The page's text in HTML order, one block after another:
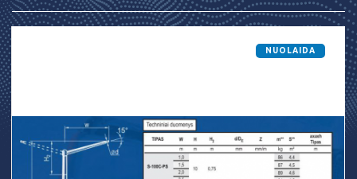
NUOLAIDA